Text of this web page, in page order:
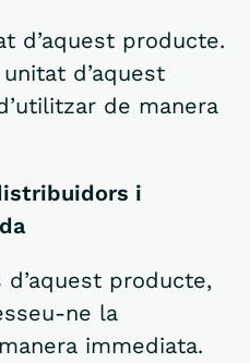
d’aquest producte.
d’aquest
de manera
i
d’aquest producte,
ne la
immediata.